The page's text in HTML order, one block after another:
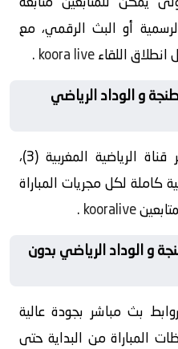
أو البث الرقمي، مع
اللقاءkoora live
.
طنجة و الوداد الرياضي
سيتم نقل المباراة مباشرة عبر قناة الرياضية المغربية (3)،
كاملة لكل مجريات المباراة
kooralive
.
و الوداد الرياضي بدون
روابط بث مباشر بجودة عالية
المباراة من البداية حتى